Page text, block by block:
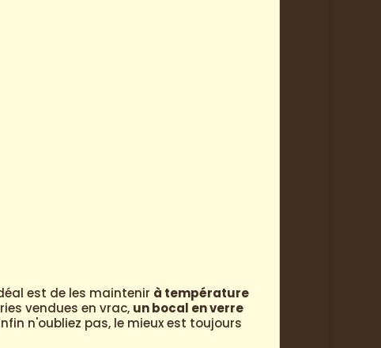
est de les maintenir à température
vendues en vrac, un bocal en verre
n'oubliez pas, le mieux est toujours